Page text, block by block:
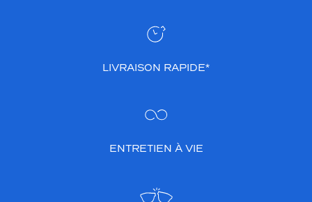
LIVRAISON RAPIDE*
ENTRETIEN À VIE